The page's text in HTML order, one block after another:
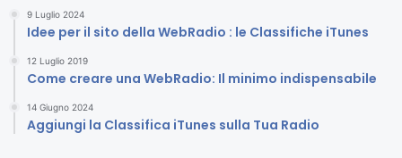
1) Software per la preparazione dei contenuti audio
come lavorerai. Se prevedi di trasmettere podcast
Audacitypotrebbe funzionare come opzione gratuita. Per
9 Luglio 2024
Idee per il sito della WebRadio : le Classifiche iTunes
12 Luglio 2019
Come creare una WebRadio: Il minimo indispensabile
14 Giugno 2024
Aggiungi la Classifica iTunes sulla Tua Radio